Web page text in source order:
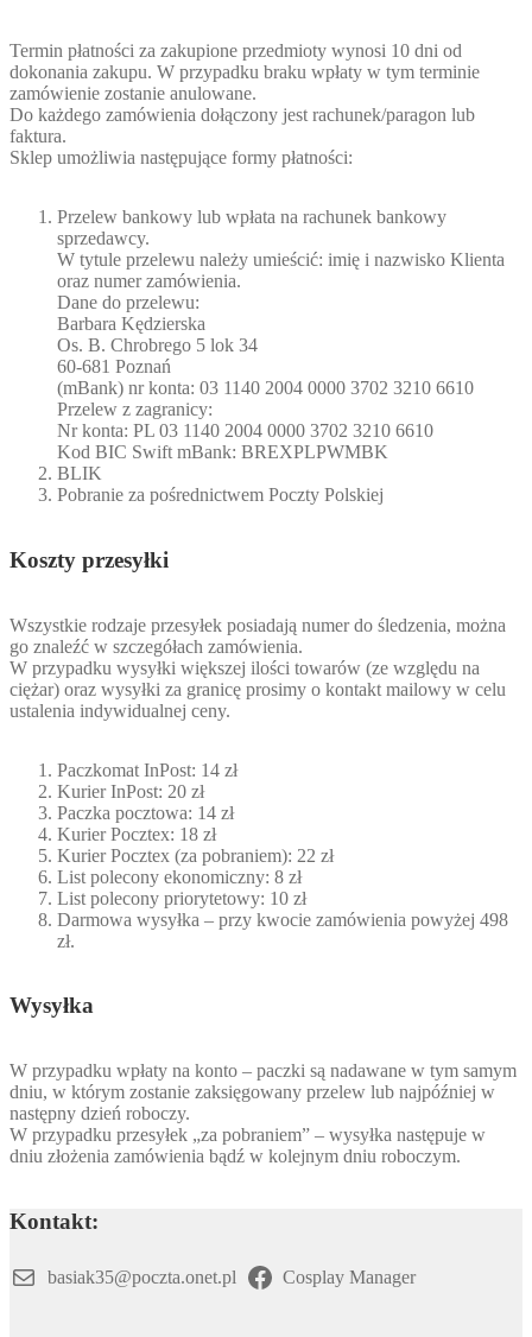
Termin płatności za zakupione przedmioty wynosi 10 dni od
dokonania zakupu. W przypadku braku wpłaty w tym terminie
zamówienie zostanie anulowane.
Do każdego zamówienia dołączony jest rachunek/paragon lub
faktura.
Sklep umożliwia następujące formy płatności:
Przelew bankowy lub wpłata na rachunek bankowy
sprzedawcy.
W tytule przelewu należy umieścić: imię i nazwisko Klienta
oraz numer zamówienia.
Dane do przelewu:
Barbara Kędzierska
Os. B. Chrobrego 5 lok 34
60-681 Poznań
(mBank) nr konta: 03 1140 2004 0000 3702 3210 6610
Przelew z zagranicy:
Nr konta: PL 03 1140 2004 0000 3702 3210 6610
Kod BIC Swift mBank: BREXPLPWMBK
BLIK
Pobranie za pośrednictwem Poczty Polskiej
Koszty przesyłki
Wszystkie rodzaje przesyłek posiadają numer do śledzenia, można
go znaleźć w szczegółach zamówienia.
W przypadku wysyłki większej ilości towarów (ze względu na
ciężar) oraz wysyłki za granicę prosimy o kontakt mailowy w celu
ustalenia indywidualnej ceny.
Paczkomat InPost: 14 zł
Kurier InPost: 20 zł
Paczka pocztowa: 14 zł
Kurier Pocztex: 18 zł
Kurier Pocztex (za pobraniem): 22 zł
List polecony ekonomiczny: 8 zł
List polecony priorytetowy: 10 zł
Darmowa wysyłka – przy kwocie zamówienia powyżej 498
zł.
Wysyłka
W przypadku wpłaty na konto – paczki są nadawane w tym samym
dniu, w którym zostanie zaksięgowany przelew lub najpóźniej w
następny dzień roboczy.
W przypadku przesyłek „za pobraniem” – wysyłka następuje w
dniu złożenia zamówienia bądź w kolejnym dniu roboczym.
Kontakt:
basiak35@poczta.onet.pl Cosplay Manager